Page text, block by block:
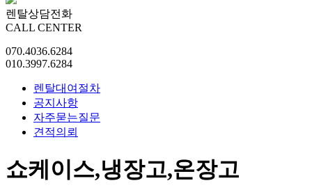
렌탈상담전화
CALL CENTER
070.4036.6284
010.3997.6284
렌탈대여절차
공지사항
자주묻는질문
견적의뢰
쇼케이스,냉장고,온장고